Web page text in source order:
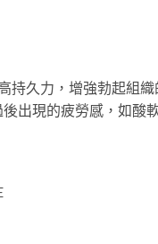
持久力，增強勃起組
出現的疲勞感，如酸